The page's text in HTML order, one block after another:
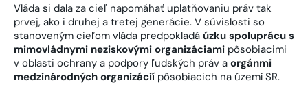
Vláda si dala za cieľ napomáhať uplatňovaniu práv tak
prvej, ako i druhej a tretej generácie. V súvislosti so
stanoveným cieľom vláda predpokladá úzku spoluprácu s
mimovládnymi neziskovými organizáciami pôsobiacimi
v oblasti ochrany a podpory ľudských práv a orgánmi
medzinárodných organizácií pôsobiacich na území SR.